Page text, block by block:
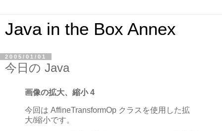
Java in the Box Annex
2005/01/01
今日の Java
画像の拡大、縮小 4
今回は AffineTransformOp クラスを使用した拡
大/縮小です。